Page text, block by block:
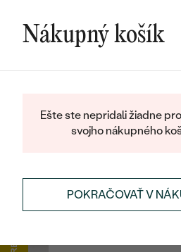
LETNÝ
BLOGŠPERKY NA MIERU
Nákupný košík
Ešte ste nepridali žiadne
svojho nákupného
POKRAČOVAŤ V